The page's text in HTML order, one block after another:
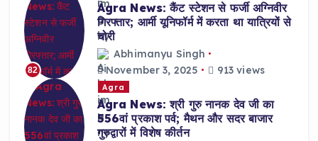
82
Agra News: कैंट स्टेशन से फर्जी अग्निवीर
गिरफ्तार; आर्मी यूनिफॉर्म में करता था यात्रियों से
चोरी
Abhimanyu Singh
November 3, 2025
913 views
Agra
Agra News: श्री गुरु नानक देव जी का
556वां प्रकाश पर्व; मैथन और सदर बाजार
गुरुद्वारों में विशेष कीर्तन